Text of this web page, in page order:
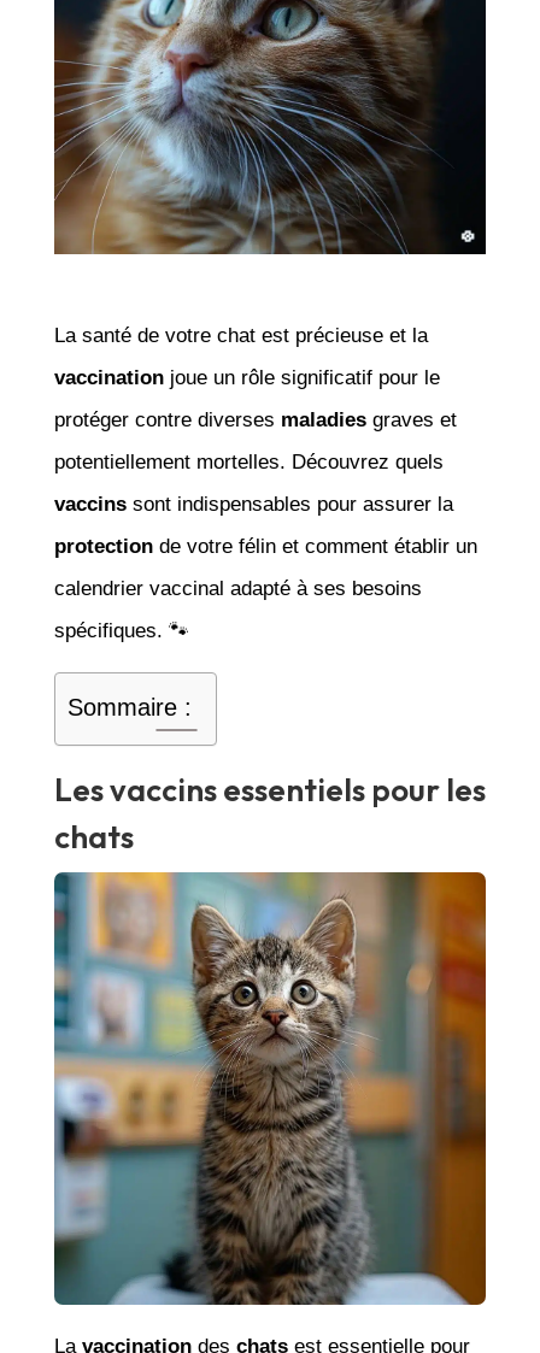
La santé de votre chat est précieuse et la
vaccinationjoue un rôle significatif pour le
protéger contre diverses maladiesgraves et
potentiellement mortelles. Découvrez quels
vaccinssont indispensables pour assurer la
protectionde votre félin et comment établir un
calendrier vaccinal adapté à ses besoins
spécifiques. 🐾
Sommaire :
Les vaccins essentiels pour les
chats
La vaccinationdes chatsest essentielle pour